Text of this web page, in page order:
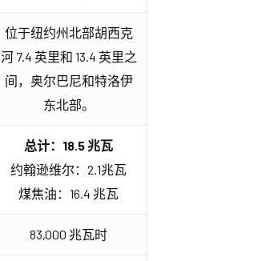
位于纽约州北部胡西克
河 7.4 英里和 13.4 英里之
间，奥尔巴尼和特洛伊
东北部。
总计：18.5 兆瓦
约翰逊维尔：2.1兆瓦
煤焦油：16.4 兆瓦
83,000 兆瓦时